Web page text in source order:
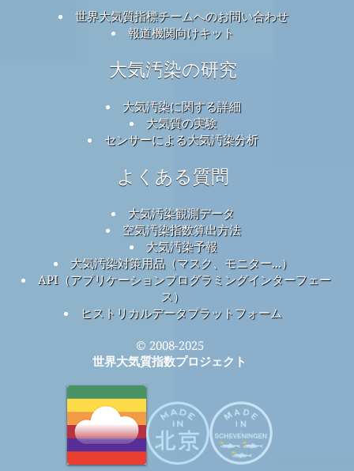
世界大気質指標チームへのお問い合わせ
報道機関向けキット
大気汚染の研究
大気汚染に関する詳細
大気質の実験
センサーによる大気汚染分析
よくある質問
大気汚染観測データ
空気汚染指数算出方法
大気汚染予報
大気汚染対策用品（マスク、モニター...）
API（アプリケーションプログラミングインターフェー
ス）
ヒストリカルデータプラットフォーム
© 2008-2025
世界大気質指数プロジェクト